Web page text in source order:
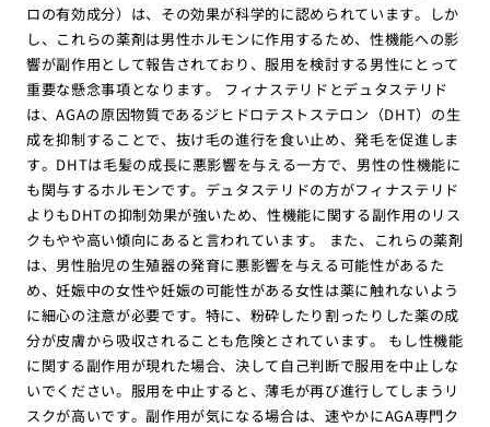
ロの有効成分）は、その効果が科学的に認められています。しか
し、これらの薬剤は男性ホルモンに作用するため、性機能への影
響が副作用として報告されており、服用を検討する男性にとって
重要な懸念事項となります。 フィナステリドとデュタステリド
は、AGAの原因物質であるジヒドロテストステロン（DHT）の生
成を抑制することで、抜け毛の進行を食い止め、発毛を促進しま
す。DHTは毛髪の成長に悪影響を与える一方で、男性の性機能に
も関与するホルモンです。デュタステリドの方がフィナステリド
よりもDHTの抑制効果が強いため、性機能に関する副作用のリス
クもやや高い傾向にあると言われています。 また、これらの薬剤
は、男性胎児の生殖器の発育に悪影響を与える可能性があるた
め、妊娠中の女性や妊娠の可能性がある女性は薬に触れないよう
に細心の注意が必要です。特に、粉砕したり割ったりした薬の成
分が皮膚から吸収されることも危険とされています。 もし性機能
に関する副作用が現れた場合、決して自己判断で服用を中止しな
いでください。服用を中止すると、薄毛が再び進行してしまうリ
スクが高いです。副作用が気になる場合は、速やかにAGA専門ク